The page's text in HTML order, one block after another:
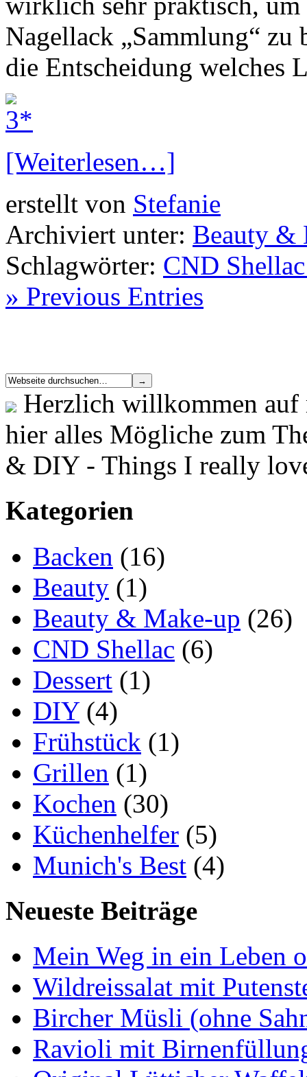
Nagellack „Sammlung“
die Entscheidung welches
[Weiterlesen…]
erstellt von Stefanie
Archiviert unter: Beauty &
Schlagwörter: CND
» Previous Entries
Herzlich willkommen auf
hier alles Mögliche zum
& DIY - Things I really
Kategorien
Backen (16)
Beauty (1)
Beauty & Make-up (26)
CND Shellac (6)
Dessert (1)
DIY(4)
Frühstück (1)
Grillen (1)
Kochen (30)
Küchenhelfer (5)
Munich's Best (4)
Neueste Beiträge
Mein Weg in ein Leben
Wildreissalat mit
Bircher Müsli (ohne
Ravioli mit